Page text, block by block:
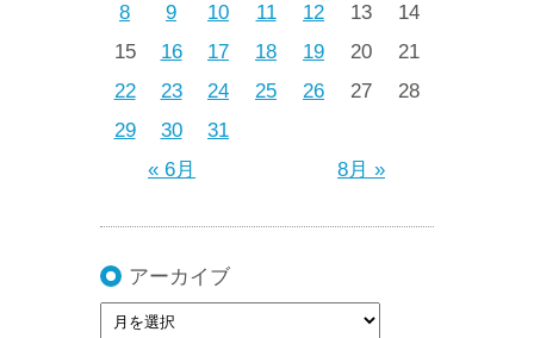
« 6月 8月 »
8
9 10 11 12 13
14
15
16 17 18 19 20
21
22
23 24 25 26 27
28
29
30 31
アーカイブ